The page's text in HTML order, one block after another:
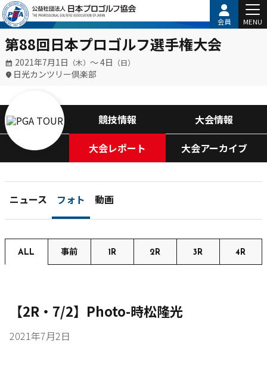
会員 MENU
第88回日本プロゴルフ選手権大会
2021年7月1日 （木） 〜 4日 （日）
日光カンツリー倶楽部
競技情報
大会情報
大会レポート
大会アーカイブ
ニュース フォト 動画
ALL 事前 1R 2R 3R 4R
【2R・7/2】Photo-時松隆光
2021年7月2日